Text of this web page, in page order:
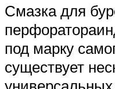
Смазка для
под марку
существует